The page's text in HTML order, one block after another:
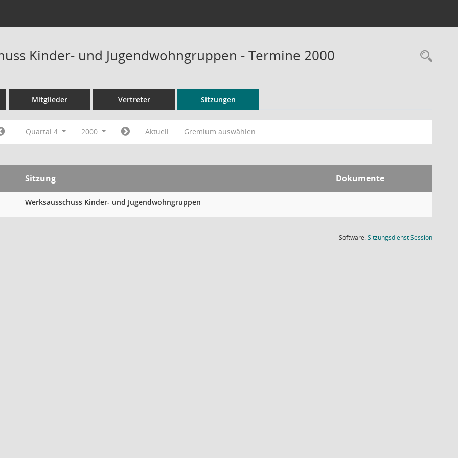
Kinder- und Jugendwohngruppen - Termine 2000
Mitglieder Vertreter Sitzungen
Quartal 4 2000 Aktuell Gremium auswählen
Sitzung Dokumente
Werksausschuss Kinder- und Jugendwohngruppen
Software:SitzungsdienstSession(Wird in